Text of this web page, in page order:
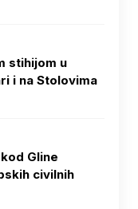
stihijom u
i na Stolovima
Gline
civilnih